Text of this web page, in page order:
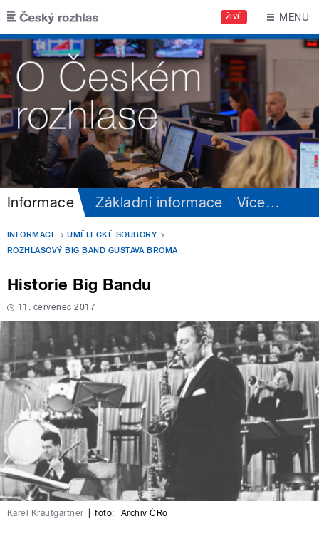
Přejít k hlavnímu obsahu
ŽIVĚ MENU
Informace Základní informace Více…
INFORMACE
UMĚLECKÉ SOUBORY
ROZHLASOVÝ BIG BAND GUSTAVA BROMA
Historie Big Bandu
11. červenec 2017
Karel Krautgartner foto: Archiv ČRo